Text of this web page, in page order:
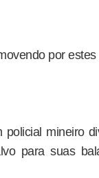
por estes
policial mineiro
para suas